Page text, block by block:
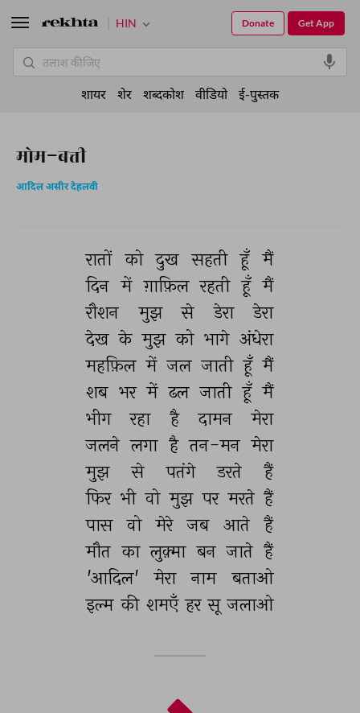
मोम-बत्ती
आदिल असीर देहलवी
रातों को दुख सहती हूँ मैं
दिन में ग़ाफ़िल रहती हूँ मैं
रौशन
मुझ से डेरा
डेरा
देख के मुझ को भागे अंधेरा
महफ़िल में जल जाती हूँ मैं
शब भर में ढल जाती हूँ मैं
भीग
रहा है दामन
मेरा
जलने लगा है तन-मन मेरा
मुझ
से पतंगे डरते
हैं
फिर भी वो मुझ पर मरते हैं
पास
वो मेरे जब आते
हैं
मौत का लुक़्मा बन जाते हैं
'आदिल'
मेरा नाम
बताओ
इल्म की शमएँ हर सू जलाओ
HIN Get App
Donate
शायर शेर शब्दकोश वीडियो ई-पुस्तक